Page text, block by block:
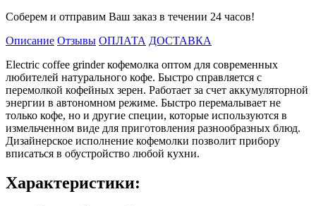
Соберем и отправим Ваш заказ в течении 24 часов!
Описание Отзывы ОПЛАТА ДОСТАВКА
Electric coffee grinder кофемолка оптом для современных
любителей натурального кофе. Быстро справляется с
перемолкой кофейных зерен. Работает за счет аккумуляторной
энергии в автономном режиме. Быстро перемалывает не
только кофе, но и другие специи, которые используются в
измельченном виде для приготовления разнообразных блюд.
Дизайнерское исполнение кофемолки позволит прибору
вписаться в обустройство любой кухни.
Характеристики: